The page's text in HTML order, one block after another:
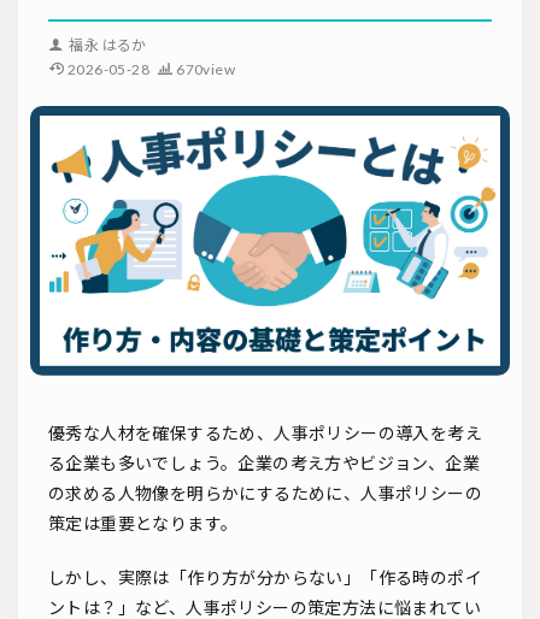
福永 はるか
2026-05-28
670view
優秀な人材を確保するため、人事ポリシーの導入を考え
る企業も多いでしょう。企業の考え方やビジョン、企業
の求める人物像を明らかにするために、人事ポリシーの
策定は重要となります。
しかし、実際は「作り方が分からない」「作る時のポイ
ントは？」など、人事ポリシーの策定方法に悩まれてい
採用コンサルティング
採用動向
Iターン・Uターン
適性検査
新人研修
ソーシャルリクルーティング
お問い合わせ